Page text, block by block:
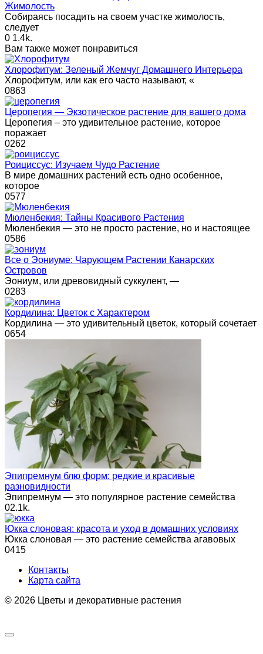
Жимолость
Собираясь посадить на своем участке жимолость,
следует
0 1.4k.
Вам также может понравиться
Хлорофитум: Зеленый Жемчуг Домашнего Интерьера
Хлорофитум, или как его часто называют, «
0863
Церопегия — Экзотическое растение для вашего дома
Церопегия – это удивительное растение, которое
поражает
0262
Роициссус: Изучаем Чудо Растение
В мире домашних растений есть одно особенное,
которое
0577
Мюленбекия: Тайны Красивого Растения
Мюленбекия — это не просто растение, но и настоящее
0586
Все о Эониуме: Чарующем Растении Канарских
Островов
Эониум, или древовидный суккулент, —
0283
Кордилина: Цветок с Характером
Кордилина — это удивительный цветок, который сочетает
0654
Эпипремнум блю форм: редкие и красивые
разновидности
Эпипремнум — это популярное растение семейства
02.1k.
Юкка слоновая: красота и уход в домашних условиях
Юкка слоновая — это растение семейства агавовых
0415
Контакты
Карта сайта
© 2026 Цветы и декоративные растения